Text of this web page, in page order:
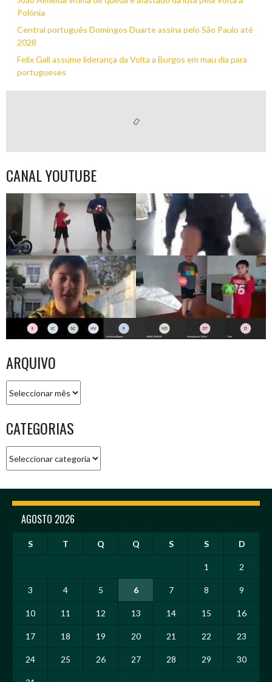
Polónia
Central português Domingos Duarte assina pelo São Paulo até
2028
Felix Gall assume liderança da Volta a Burgos em mau dia para
portugueses
CANAL YOUTUBE
ARQUIVO
CATEGORIAS
AGOSTO 2026
S T Q Q S S D
1 2
3 4 5 6 7 8 9
10 11 12 13 14 15 16
17 18 19 20 21 22 23
24 25 26 27 28 29 30